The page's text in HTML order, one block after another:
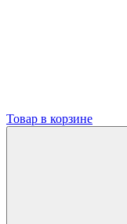
Товар в корзине